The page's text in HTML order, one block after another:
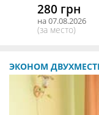
280 грн
на 07.08.2026
(за место)
ЭКОНОМ